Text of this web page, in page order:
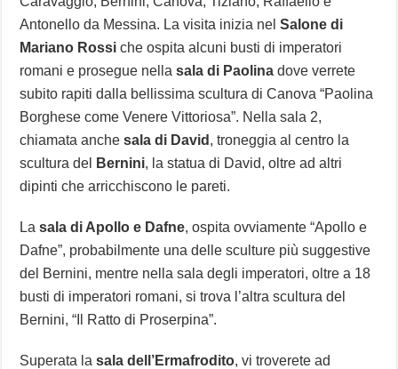
Antonello da Messina. La visita inizia nelSalone di
Mariano Rossi che ospita alcuni busti di imperatori
romani e prosegue nellasala di Paolina dove verrete
subito rapiti dalla bellissima scultura di Canova “Paolina
Borghese come Venere Vittoriosa”. Nella sala 2,
chiamata anchesala di David , troneggia al centro la
scultura del
Bernini, la statua di David, oltre ad altri
dipinti che arricchiscono le pareti.
Lasala di Apollo e Dafne, ospita ovviamente “Apollo e
Dafne”, probabilmente una delle sculture più suggestive
del Bernini, mentre nella sala degli imperatori, oltre a 18
busti di imperatori romani, si trova l’altra scultura del
Bernini, “Il Ratto di Proserpina”.
Superata la sala dell’Ermafrodito, vi troverete ad